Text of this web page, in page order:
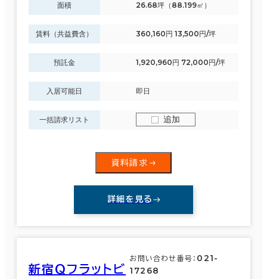
面積 26.68坪（88.199㎡）
賃料（共益費含） 360,160円 13,500円/坪
預託金 1,920,960円 72,000円/坪
入居可能日 即日
一括請求リスト 追加
資料請求
詳細を見る
新宿Ｑフラットビ
お問い合わせ番号： 021-
17268